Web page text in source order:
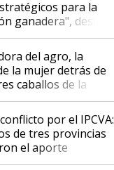
carne
para la
ganadera", destaca
que ya reúne a 46
en Argentina
del agro, la
la mujer detrás de
caballos de la
y los mitos que
sufrir a estos
"Mientras me
yo seguí
currículum"
por el IPCVA:
de tres provincias
el aporte